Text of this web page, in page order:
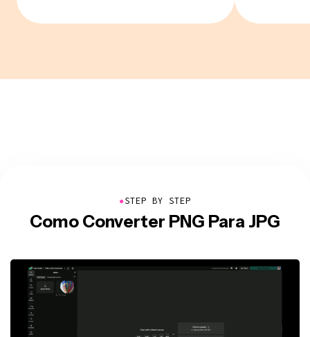
●STEP BY STEP
Como Converter PNG Para JPG